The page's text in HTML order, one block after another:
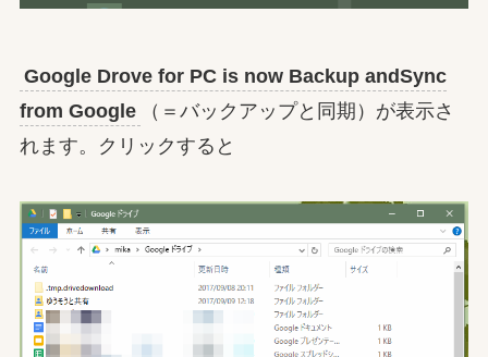
Google Drove for PC is now Backup andSync
from Google
（＝バックアップと同期）が表示さ
れます。クリックすると